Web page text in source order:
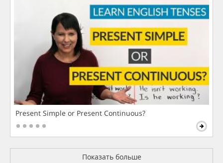
Present Simple or Present Continuous?
Показать больше